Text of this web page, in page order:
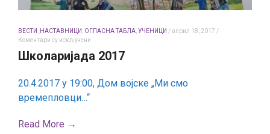
ВЕСТИ НАСТАВНИЦИ ОГЛАСНА ТАБЛА УЧЕНИЦИ /април 18, 2017 /
Коментари су искључени
2017
Школаријада 2017
20.4.2017 у 19:00, Дом војске „Ми смо
времепловци…“
Read More →